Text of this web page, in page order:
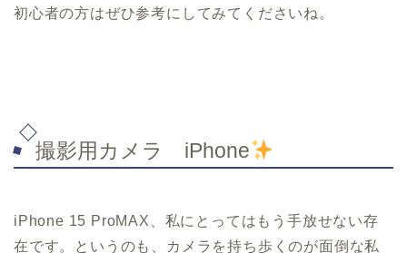
初心者の方はぜひ参考にしてみてくださいね。
撮影用カメラ iPhone
iPhone 15 ProMAX、私にとってはもう手放せない存
在です。というのも、カメラを持ち歩くのが面倒な私